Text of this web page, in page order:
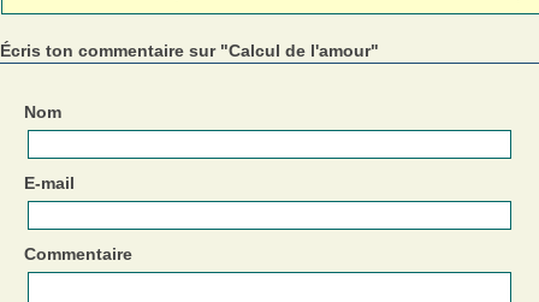
Écris ton commentaire sur "Calcul de l'amour"
Nom
E-mail
Commentaire